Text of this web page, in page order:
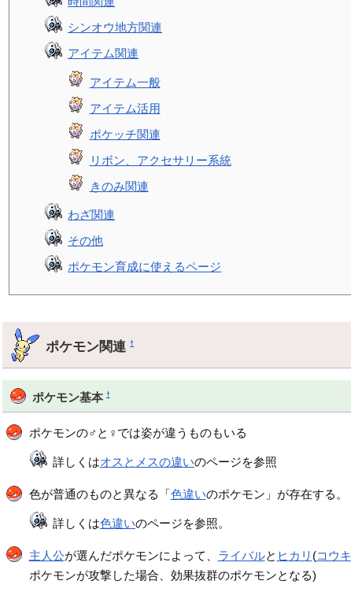
シンオウ地方関連
アイテム関連
アイテム一般
アイテム活用
ポケッチ関連
リボン、アクセサリー系統
きのみ関連
わざ関連
その他
ポケモン育成に使えるページ
ポケモン関連†
ポケモン基本 †
ポケモンの♂と♀では姿が違うものもいる
詳しくはオスとメスの違いのページを参照
色が普通のものと異なる「色違いのポケモン」が存在する。
詳しくは色違いのページを参照。
主人公が選んだポケモンによって、 ライバルと ヒカリ (コウキ
ポケモンが攻撃した場合、効果抜群のポケモンとなる)